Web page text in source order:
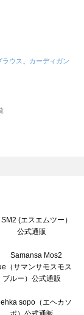
ラウス
カーディガン
の一覧